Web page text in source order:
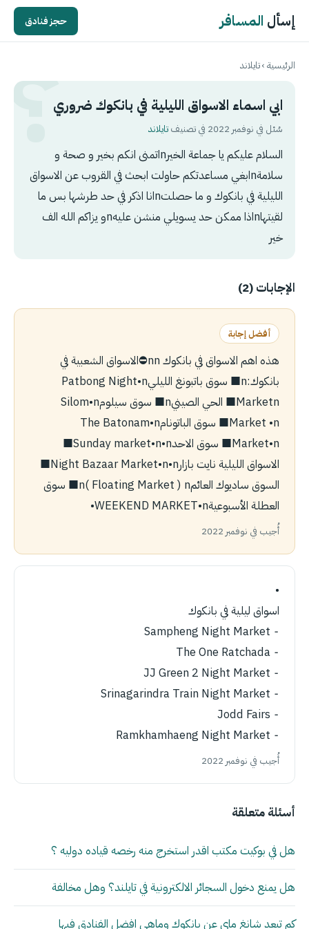
إسأل المسافر حجز فنادق
الرئيسية›تايلاند
ابي اسماء الاسواق الليلية في بانكوك ضروري
سُئل في نوفمبر 2022 في تصنيف تايلاند
السلام عليكم يا جماعة الخيرnاتمنى انكم بخير و صحة و
سلامةnابغي مساعدتكم حاولت ابحث في القروب عن الاسواق
الليلية في بانكوك و ما حصلتnانا اذكر في حد طرشها بس ما
لقيتهاnاذا ممكن حد يسويلي منشن عليهnو يزاكم الله الف
خير
الإجابات (2)
أفضل إجابة
هذه اهم الاسواق في بانكوك nn⛔️الاسواق الشعبية في
بانكوك:n■ سوق باتبونغ الليليn‏•Patbong Night
Marketn■ الحي الصينيn■ سوق سيلومn‏•Silom
Market •n■ سوق الباتونامn‏•The Batonam
Market•n■ سوق الاحدn‏•Sunday market•n■
الاسواق الليلية نايت بازارn‏•Night Bazaar Market•n■
السوق ساديوك العائمn‏ ( Floating Market )n■ سوق
العطلة الأسبوعيةn‏•WEEKEND MARKET•
أُجيب في نوفمبر 2022
•
اسواق ليلية في بانكوك
⁃ Sampheng Night Market
⁃ The One Ratchada
⁃ JJ Green 2 Night Market
⁃ Srinagarindra Train Night Market
⁃ Jodd Fairs
⁃ Ramkhamhaeng Night Market
أُجيب في نوفمبر 2022
أسئلة متعلقة
هل في بوكيت مكتب اقدر استخرج منه رخصه قياده دوليه ؟
هل يمنع دخول السجائر الالكترونية في تايلند؟ وهل مخالفة
كم تبعد شانغ ماي عن بانكوك وماهي افضل الفنادق فيها